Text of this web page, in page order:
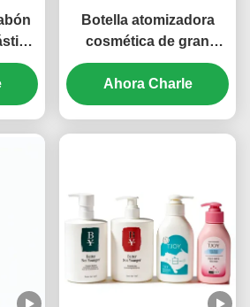
ml-
Botella atomizadora
cosmética de gran
angular ultrafina de 60
ml a 150 ml con diseño
a prueba de fugas
Ahora Charle